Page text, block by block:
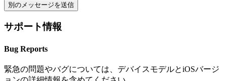
別のメッセージを送信
サポート情報
Bug Reports
緊急の問題やバグについては、デバイスモデルとiOSバージ